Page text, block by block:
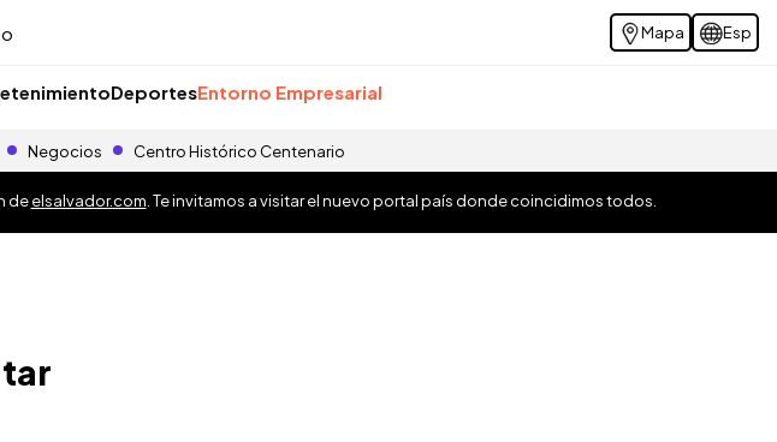
Mapa Esp
DeportesEntorno Empresarial
Negocios Centro Histórico Centenario
deelsalvador.com . Te invitamos a visitar el nuevo portal país donde coincidimos todos.